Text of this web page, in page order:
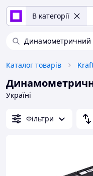
В категорії
Динамометричний
Каталог товарів
Україні
Фільтри